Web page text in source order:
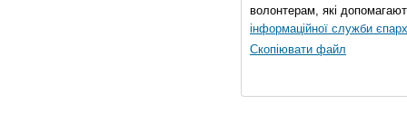
волонтерам, які
інформаційної служби
Скопіювати файл